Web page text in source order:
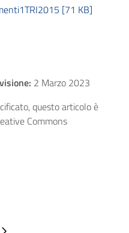
[71 KB]
2 Marzo 2023
questo articolo è
Commons